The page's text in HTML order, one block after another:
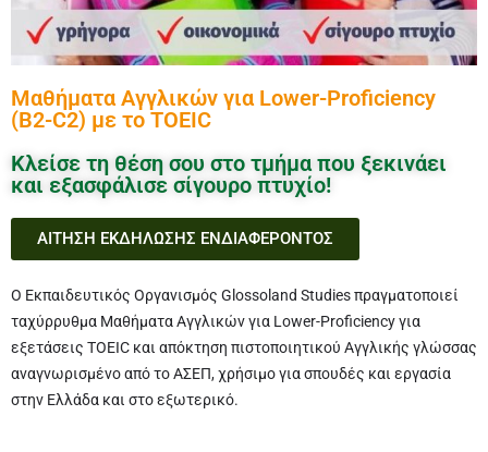
Μαθήματα Αγγλικών για Lower-Proficiency
(B2-C2) με το TOEIC
Κλείσε τη θέση σου στο τμήμα που ξεκινάει
και εξασφάλισε σίγουρο πτυχίο!
ΑΙΤΗΣΗ ΕΚΔΗΛΩΣΗΣ ΕΝΔΙΑΦΕΡΟΝΤΟΣ
Ο Εκπαιδευτικός Οργανισμός Glossoland Studies πραγματοποιεί
ταχύρρυθμα Μαθήματα Αγγλικών για Lower-Proficiency για
εξετάσεις TOEIC και απόκτηση πιστοποιητικού Αγγλικής γλώσσας
αναγνωρισμένο από το ΑΣΕΠ, χρήσιμο για σπουδές και εργασία
στην Ελλάδα και στο εξωτερικό.